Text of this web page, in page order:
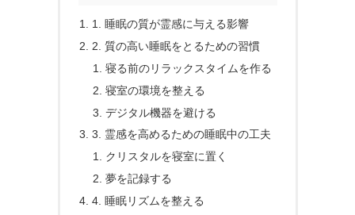
1. 睡眠の質が霊感に与える影響
2. 質の高い睡眠をとるための習慣
寝る前のリラックスタイムを作る
寝室の環境を整える
デジタル機器を避ける
3. 霊感を高めるための睡眠中の工夫
クリスタルを寝室に置く
夢を記録する
4. 睡眠リズムを整える